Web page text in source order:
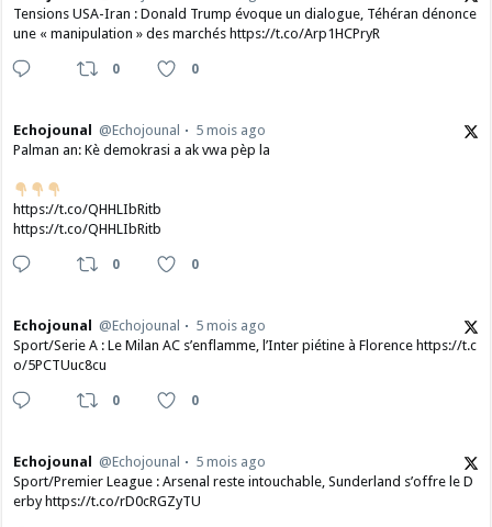
Tensions USA-Iran : Donald Trump évoque un dialogue, Téhéran dénonce
une « manipulation » des marchés https://t.co/Arp1HCPryR
0 0
Echojounal @Echojounal
5 mois ago
Palman an: Kè demokrasi a ak vwa pèp la
https://t.co/QHHLIbRitb
https://t.co/QHHLIbRitb
0 0
Echojounal @Echojounal
5 mois ago
Sport/Serie A : Le Milan AC s’enflamme, l’Inter piétine à Florence https://t.c
o/5PCTUuc8cu
0 0
Echojounal @Echojounal
5 mois ago
Sport/Premier League : Arsenal reste intouchable, Sunderland s’offre le D
erby https://t.co/rD0cRGZyTU